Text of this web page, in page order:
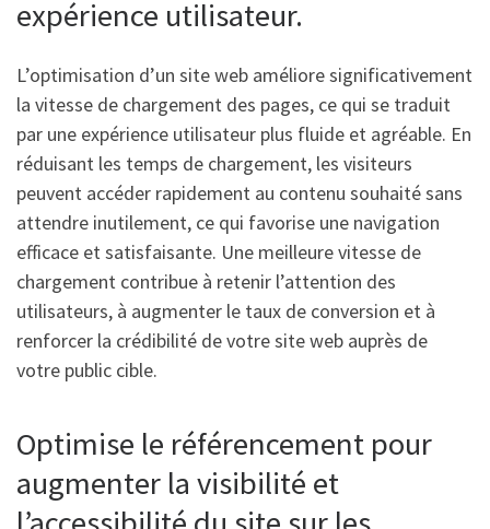
expérience utilisateur.
L’optimisation d’un site web améliore significativement
la vitesse de chargement des pages, ce qui se traduit
par une expérience utilisateur plus fluide et agréable. En
réduisant les temps de chargement, les visiteurs
peuvent accéder rapidement au contenu souhaité sans
attendre inutilement, ce qui favorise une navigation
efficace et satisfaisante. Une meilleure vitesse de
chargement contribue à retenir l’attention des
utilisateurs, à augmenter le taux de conversion et à
renforcer la crédibilité de votre site web auprès de
votre public cible.
Optimise le référencement pour
augmenter la visibilité et